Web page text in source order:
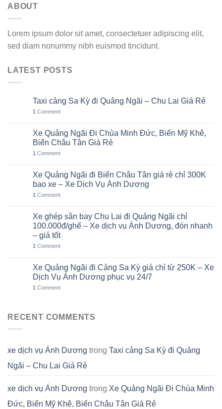
ABOUT
Lorem ipsum dolor sit amet, consectetuer adipiscing elit,
sed diam nonummy nibh euismod tincidunt.
LATEST POSTS
Taxi cảng Sa Kỳ đi Quảng Ngãi – Chu Lai Giá Rẻ
1 Comment
Xe Quảng Ngãi Đi Chùa Minh Đức, Biển Mỹ Khê,
Biển Châu Tân Giá Rẻ
1 Comment
Xe Quảng Ngãi đi Biển Châu Tân giá rẻ chỉ 300K
bao xe – Xe Dịch Vụ Ánh Dương
1 Comment
Xe ghép sân bay Chu Lai đi Quảng Ngãi chỉ
100.000đ/ghế – Xe dịch vụ Ánh Dương, đón nhanh
– giá tốt
1 Comment
Xe Quảng Ngãi đi Cảng Sa Kỳ giá chỉ từ 250K – Xe
Dịch Vụ Ánh Dương phục vụ 24/7
1 Comment
RECENT COMMENTS
xe dịch vụ Ánh Dương trong Taxi cảng Sa Kỳ đi Quảng
Ngãi – Chu Lai Giá Rẻ
xe dịch vụ Ánh Dương trong Xe Quảng Ngãi Đi Chùa Minh
Đức, Biển Mỹ Khê, Biển Châu Tân Giá Rẻ